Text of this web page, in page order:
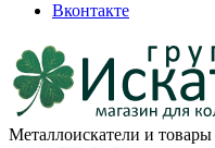
Вконтакте
Металлоискатели и